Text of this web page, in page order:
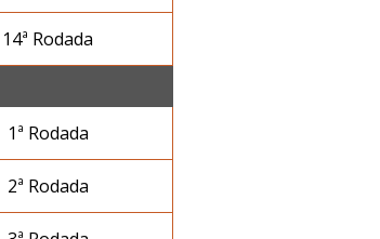
14ª Rodada
1ª Rodada
2ª Rodada